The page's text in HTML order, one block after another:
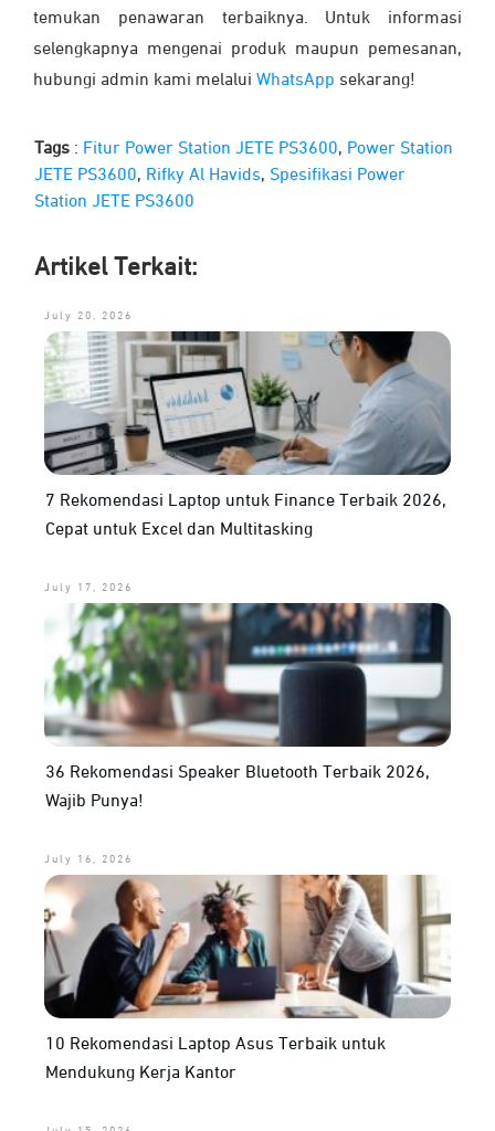
temukan penawaran terbaiknya. Untuk informasi
selengkapnya mengenai produk maupun pemesanan,
hubungi admin kami melalui WhatsApp sekarang!
Tags : Fitur Power Station JETE PS3600, Power Station
JETE PS3600, Rifky Al Havids, Spesifikasi Power
Station JETE PS3600
Artikel Terkait:
July 20, 2026
7 Rekomendasi Laptop untuk Finance Terbaik 2026,
Cepat untuk Excel dan Multitasking
July 17, 2026
36 Rekomendasi Speaker Bluetooth Terbaik 2026,
Wajib Punya!
July 16, 2026
10 Rekomendasi Laptop Asus Terbaik untuk
Mendukung Kerja Kantor